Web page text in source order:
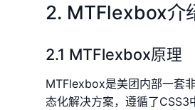
2. MTFlexbox介
2.1 MTFlexbox原理
MTFlexbox是美团内部一套
态化解决方案，遵循了